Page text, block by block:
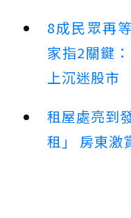
8成民眾再
家指2關鍵
上沉迷股市
租屋處亮到
租」 房東激